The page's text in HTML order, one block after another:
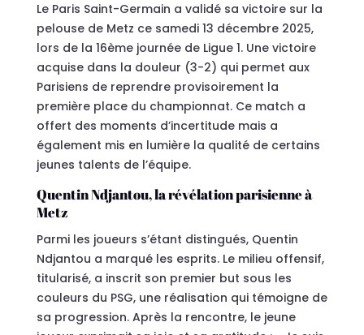
Le Paris Saint-Germain a validé sa victoire sur la
pelouse de Metz ce samedi 13 décembre 2025,
lors de la 16ème journée de Ligue 1. Une victoire
acquise dans la douleur (3-2) qui permet aux
Parisiens de reprendre provisoirement la
première place du championnat. Ce match a
offert des moments d’incertitude mais a
également mis en lumière la qualité de certains
jeunes talents de l’équipe.
Quentin Ndjantou, la révélation parisienne à
Metz
Parmi les joueurs s’étant distingués, Quentin
Ndjantou a marqué les esprits. Le milieu offensif,
titularisé, a inscrit son premier but sous les
couleurs du PSG, une réalisation qui témoigne de
sa progression. Après la rencontre, le jeune